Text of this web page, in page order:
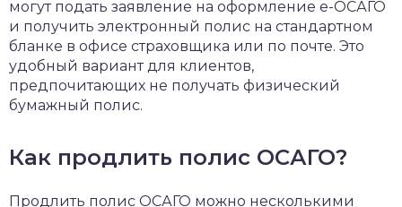
могут подать заявление на оформление е-ОСАГО
и получить электронный полис на стандартном
бланке в офисе страховщика или по почте. Это
удобный вариант для клиентов,
предпочитающих не получать физический
бумажный полис.
Как продлить полис ОСАГО?
Продлить полис ОСАГО можно несколькими